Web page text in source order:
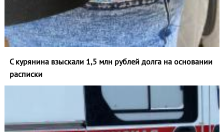
С курянина взыскали 1,5 млн рублей долга на основании
расписки